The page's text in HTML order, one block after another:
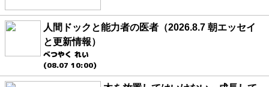
人間ドックと能力者の医者（2026.8.7 朝エッセイ
と更新情報）
べつやく れい
(08.07 10:00)